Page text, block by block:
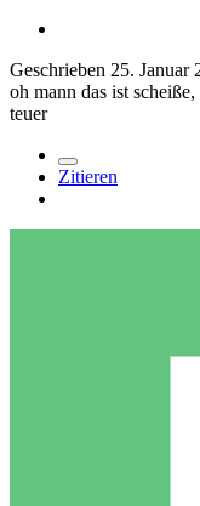
Geschrieben 25. Januar
oh mann das ist
teuer
Zitieren